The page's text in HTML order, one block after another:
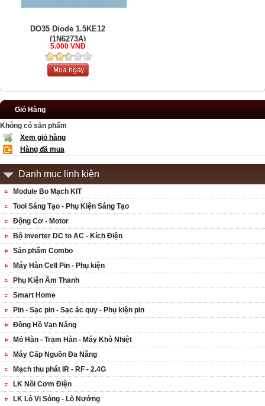
DO35 Diode 1.5KE12
(1N6273A)
5.000 VNĐ
Giỏ Hàng
Không có sản phẩm
Xem giỏ hàng
Hàng đã mua
Danh mục linh kiện
Module Bo Mạch KIT
Tool Sáng Tạo - Phụ Kiện Sáng Tạo
Động Cơ - Motor
Bộ inverter DC to AC - Kích Điện
Sản phẩm Combo
Máy Hàn Cell Pin - Phụ kiện
Phụ Kiện Âm Thanh
Smart Home
Pin - Sạc pin - Sạc ác quy - Phụ kiện pin
Đồng Hồ Vạn Năng
Mỏ Hàn - Trạm Hàn - Máy Khò Nhiệt
Máy Cấp Nguồn Đa Năng
Mạch thu phát IR - RF - 2.4G
LK Nồi Cơm Điện
LK Lò Vi Sóng - Lò Nướng